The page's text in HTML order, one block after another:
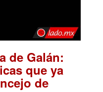
de Galán:
que ya
de